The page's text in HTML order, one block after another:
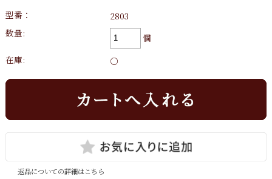
型番：
2803
数量:
個
在庫:
○
返品についての詳細はこちら